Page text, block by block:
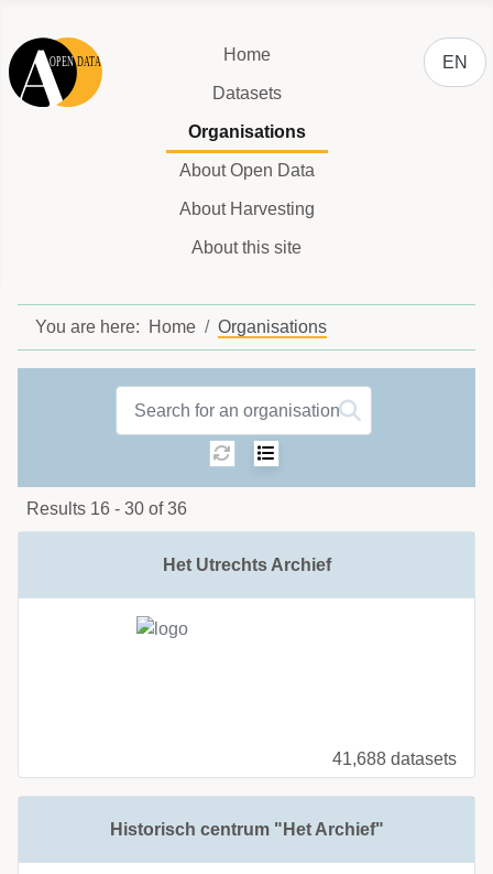
Home
Datasets
Organisations
About Open Data
About Harvesting
About this site
Select
EN
You are here: Home Organisations
Organisations label
Sorting: Select number of
Results 16 - 30 of 36
Het Utrechts Archief
41,688 datasets
Historisch centrum "Het Archief"